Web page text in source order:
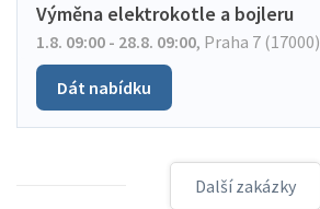
Výměna elektrokotle a bojleru
1.8. 09:00 - 28.8. 09:00, Praha 7 (17000)
Dát nabídku
Další zakázky